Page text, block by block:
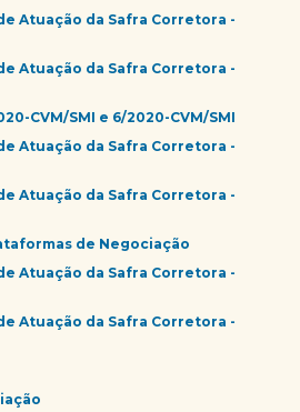
Atuação da Safra Corretora -
Atuação da Safra Corretora -
CVM/SMI e 6/2020-CVM/SMI
Atuação da Safra Corretora -
Atuação da Safra Corretora -
de Negociação
Atuação da Safra Corretora -
Atuação da Safra Corretora -